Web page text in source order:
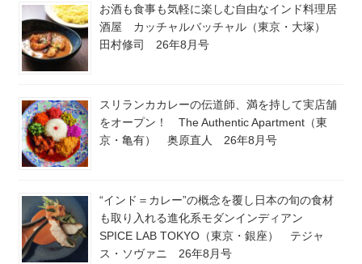
お酒も食事も気軽に楽しむ自由なインド料理居
酒屋 カッチャルバッチャル（東京・大塚）
田村修司 26年8月号
スリランカカレーの伝道師、満を持して実店舗
をオープン！ The Authentic Apartment（東
京・亀有） 奥原直人 26年8月号
“インド＝カレー”の概念を覆し日本の旬の食材
も取り入れる進化系モダンインディアン
SPICE LAB TOKYO（東京・銀座） テジャ
ス・ソヴァニ 26年8月号